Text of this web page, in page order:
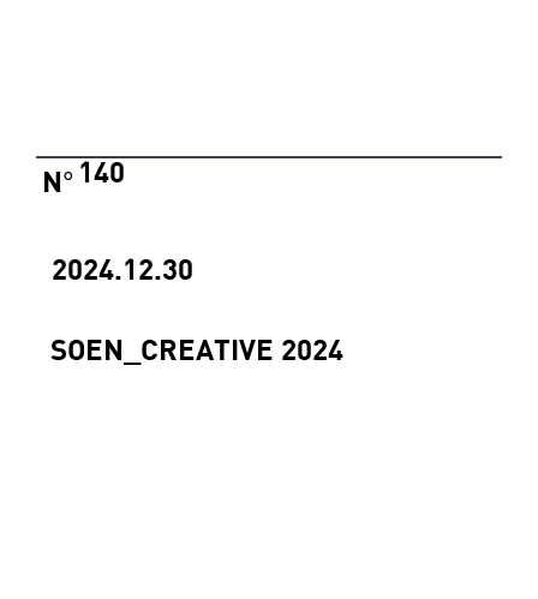
2024.12.30
SOEN_CREATIVE 2024
140
N°